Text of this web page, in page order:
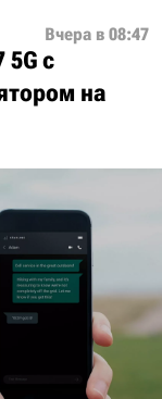
Вчера в 08:47
5G с
на